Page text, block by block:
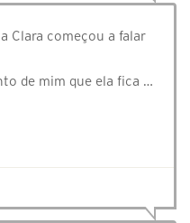
Clara começou a falar
de mim que ela fica …